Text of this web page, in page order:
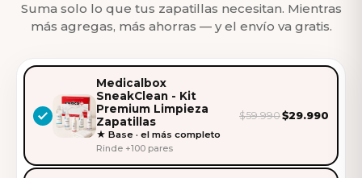
Suma solo lo que tus zapatillas necesitan. Mientras
más agregas, más ahorras — y el envío va gratis.
Medicalbox
SneakClean - Kit
Premium Limpieza
Zapatillas
★ Base · el más completo
Rinde +100 pares
$59.990$29.990